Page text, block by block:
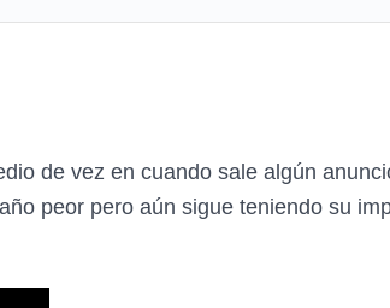
de vez en cuando sale algún
peor pero aún sigue teniendo su